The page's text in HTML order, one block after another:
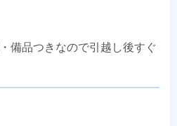
備品つきなので引越し後すぐ